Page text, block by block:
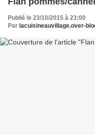
Publié le 23/10/2015 à 23:00
Par lacuisineauvillage.over-